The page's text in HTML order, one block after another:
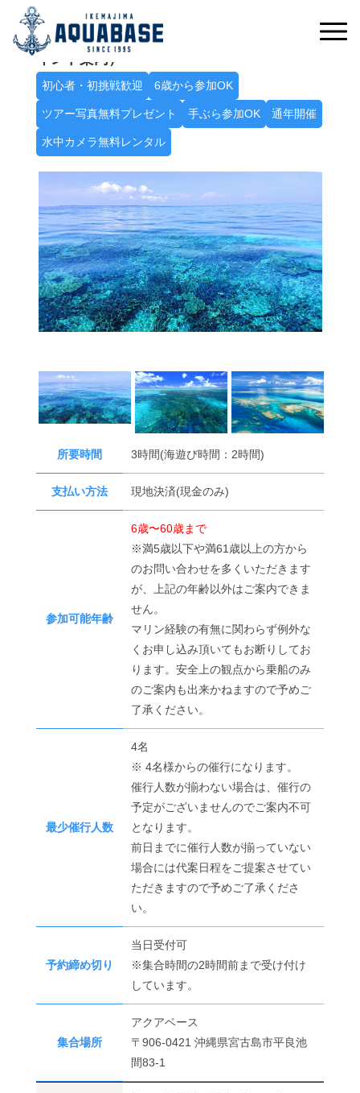
たっぷり遊んで八重干瀬を満喫！席数限定！
Ａ八重干瀬シュノーケルトリップ（2～3ポ
イント案内）
初心者・初挑戦歓迎 6歳から参加OK
ツアー写真無料プレゼント 手ぶら参加OK 通年開催
水中カメラ無料レンタル
所要時間 3時間(海遊び時間：2時間)
支払い方法 現地決済(現金のみ)
参加可能年齢
6歳〜60歳まで
※満5歳以下や満61歳以上の方から
のお問い合わせを多くいただきます
が、上記の年齢以外はご案内できま
せん。
マリン経験の有無に関わらず例外な
くお申し込み頂いてもお断りしてお
ります。安全上の観点から乗船のみ
のご案内も出来かねますので予めご
了承ください。
最少催行人数
4名
※ 4名様からの催行になります。
催行人数が揃わない場合は、催行の
予定がございませんのでご案内不可
となります。
前日までに催行人数が揃っていない
場合には代案日程をご提案させてい
ただきますので予めご了承くださ
い。
予約締め切り
当日受付可
※集合時間の2時間前まで受け付け
しています。
集合場所
アクアベース
〒906-0421 沖縄県宮古島市平良池
間83-1